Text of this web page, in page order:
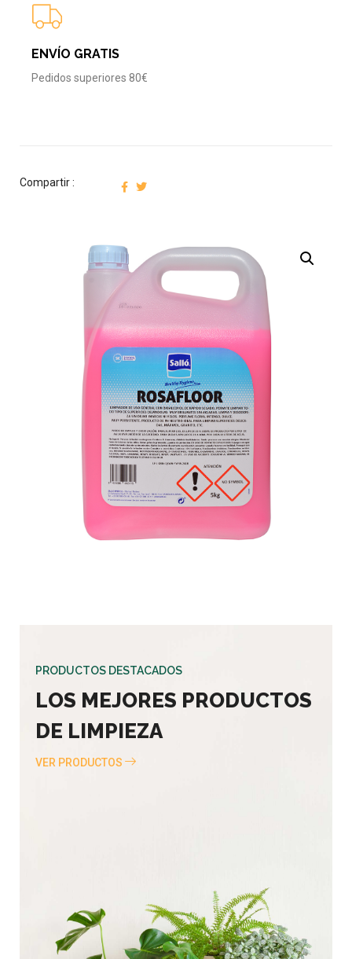
ENVÍO GRATIS
Pedidos superiores 80€
Compartir :
PRODUCTOS DESTACADOS
LOS MEJORES PRODUCTOS
DE LIMPIEZA
VER PRODUCTOS